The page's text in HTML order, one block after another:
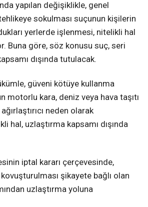
yapılan değişiklikle, genel
sokulması suçunun kişilerin
yerlerde işlenmesi, nitelikli hal
Buna göre, söz konusu suç, seri
dışında tutulacak.
güveni kötüye kullanma
motorlu kara, deniz veya hava taşıtı
neden olarak
hal, uzlaştırma kapsamı dışında
iptal kararı çerçevesinde,
şikayete bağlı olan
uzlaştırma yoluna